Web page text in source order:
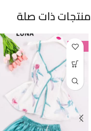
منتجات ذات صلة
-38%